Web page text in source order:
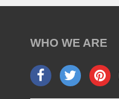
WHO WE ARE